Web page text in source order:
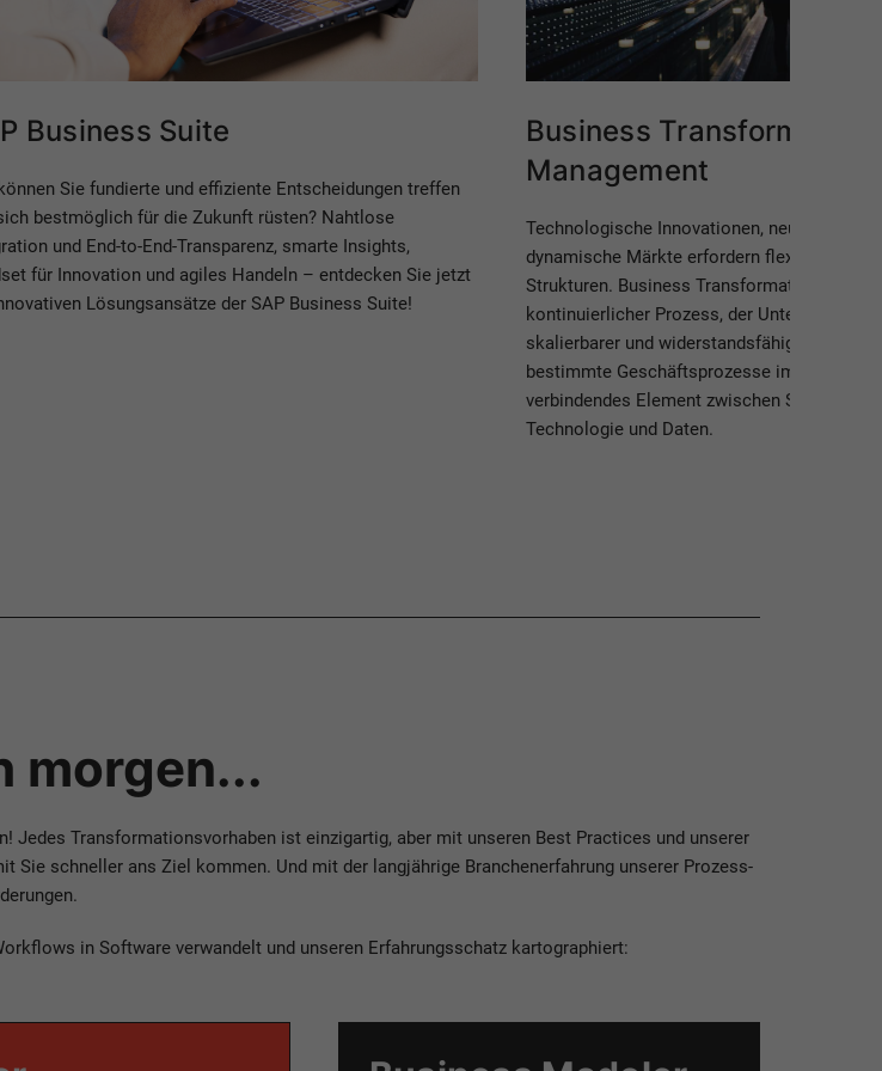
Business Suite
Sie fundierte und effiziente Entscheidungen treffen
bestmöglich für die Zukunft rüsten? Nahtlose
und End-to-End-Transparenz, smarte Insights,
für Innovation und agiles Handeln – entdecken Sie jetzt
Lösungsansätze der SAP Business Suite!
Business Transformation
Management
Technologische Innovationen, neue
dynamische Märkte erfordern flexible und
Strukturen. Business Transformation
kontinuierlicher Prozess, der Unternehmen
skalierbarer und widerstandsfähiger zu
bestimmte Geschäftsprozesse im
verbindendes Element zwischen Strategie,
Technologie und Daten.
morgen...
Jedes Transformationsvorhaben ist einzigartig, aber mit unseren Best Practices und unserer
Sie schneller ans Ziel kommen. Und mit der langjährige Branchenerfahrung unserer Prozess-
in Software verwandelt und unseren Erfahrungsschatz kartographiert: